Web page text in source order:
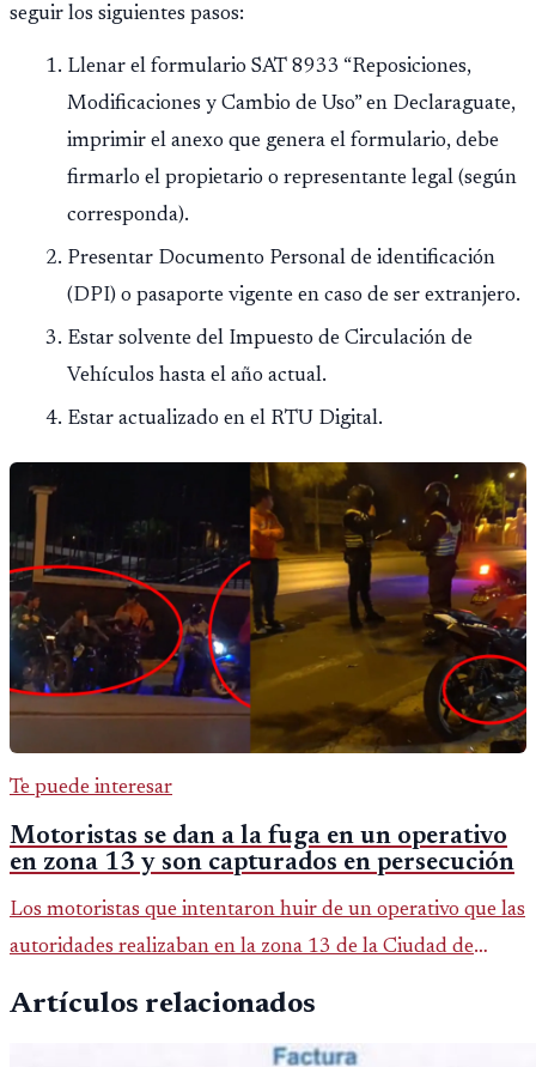
seguir los siguientes pasos:
Llenar el formulario SAT 8933 “Reposiciones,
Modificaciones y Cambio de Uso” en Declaraguate,
imprimir el anexo que genera el formulario, debe
firmarlo el propietario o representante legal (según
corresponda).
Presentar Documento Personal de identificación
(DPI) o pasaporte vigente en caso de ser extranjero.
Estar solvente del Impuesto de Circulación de
Vehículos hasta el año actual.
Estar actualizado en el RTU Digital.
Te puede interesar
Motoristas se dan a la fuga en un operativo
en zona 13 y son capturados en persecución
Los motoristas que intentaron huir de un operativo que las
autoridades realizaban en la zona 13 de la Ciudad de
Artículos relacionados